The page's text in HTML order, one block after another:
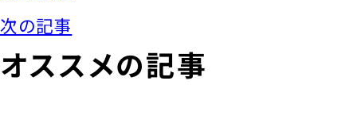
次の記事
オススメの記事